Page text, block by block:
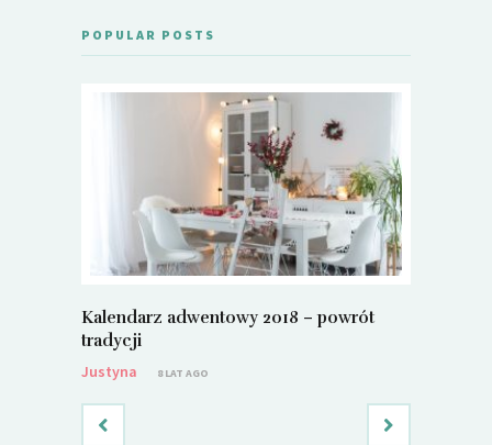
POPULAR POSTS
Kalendarz adwentowy 2018 – powrót
tradycji
Justyna
8 LAT AGO